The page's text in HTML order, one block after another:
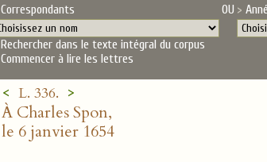
Correspondants OU
Rechercher dans le texte intégral du corpus
Commencer à lire les lettres